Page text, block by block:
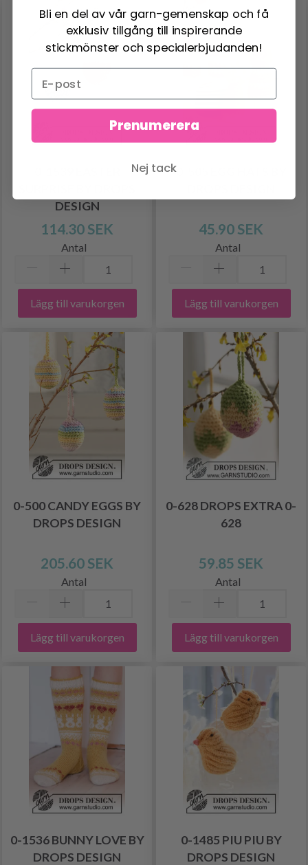
DESIGN
114.30 SEK
Antal
Lägg till varukorgen
0-505 EGG HATS BY
45.90 SEK
Antal
Lägg till varukorgen
0-500 CANDY EGGS BY
DROPS DESIGN
205.60 SEK
Antal
Lägg till varukorgen
0-628 DROPS EXTRA 0-
628
59.85 SEK
Antal
Lägg till varukorgen
0-1536 BUNNY LOVE BY
DROPS DESIGN
0-1485 PIU PIU BY
DROPS DESIGN
Bli en del av vår garn-gemenskap och få
exklusiv tillgång till inspirerande
stickmönster och specialerbjudanden!
Prenumerera
Nej tack